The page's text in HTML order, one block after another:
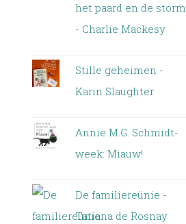
het paard en de storm
- Charlie Mackesy
Stille geheimen -
Karin Slaughter
Annie M.G. Schmidt-
week: Miauw!
De familiereünie -
Tatiana de Rosnay